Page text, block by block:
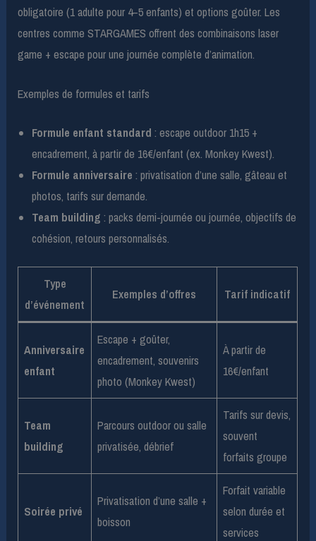
obligatoire (1 adulte pour 4–5 enfants) et options goûter. Les
centres comme STARGAMES offrent des combinaisons laser
game + escape pour une journée complète d’animation.
Exemples de formules et tarifs
Formule enfant standard : escape outdoor 1h15 +
encadrement, à partir de 16€/enfant (ex. Monkey Kwest).
Formule anniversaire : privatisation d’une salle, gâteau et
photos, tarifs sur demande.
Team building : packs demi-journée ou journée, objectifs de
cohésion, retours personnalisés.
Type
d’événement
Exemples d’offres Tarif indicatif
Anniversaire
enfant
Escape + goûter,
encadrement, souvenirs
photo (Monkey Kwest)
À partir de
16€/enfant
Team
building
Parcours outdoor ou salle
privatisée, débrief
Tarifs sur devis,
souvent
forfaits groupe
Soirée privé
Privatisation d’une salle +
boisson
Forfait variable
selon durée et
services